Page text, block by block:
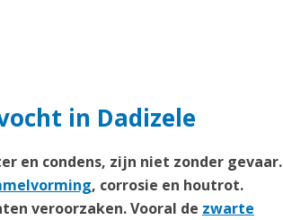
in Dadizele
en condens, zijn niet zonder gevaar.
, corrosie en houtrot.
veroorzaken. Vooral de zwarte